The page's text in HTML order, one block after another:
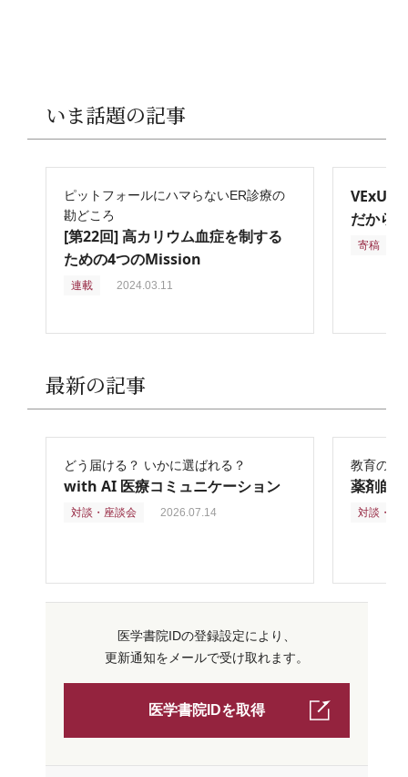
いま話題の記事
ピットフォールにハマらないER診療の
勘どころ
[第22回] 高カリウム血症を制する
ための4つのMission
連載 2024.03.11
VExUS
だから
寄稿
最新の記事
どう届ける？ いかに選ばれる？
with AI 医療コミュニケーション
対談・座談会 2026.07.14
教育の再
薬剤師
対談・座
医学書院IDの登録設定により、
更新通知をメールで受け取れます。
医学書院IDを取得